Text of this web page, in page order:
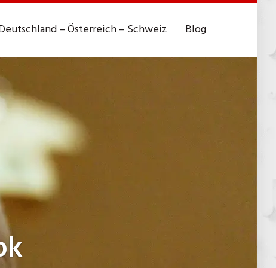
– Österreich – Schweiz Blog